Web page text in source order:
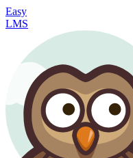
Easy
LMS